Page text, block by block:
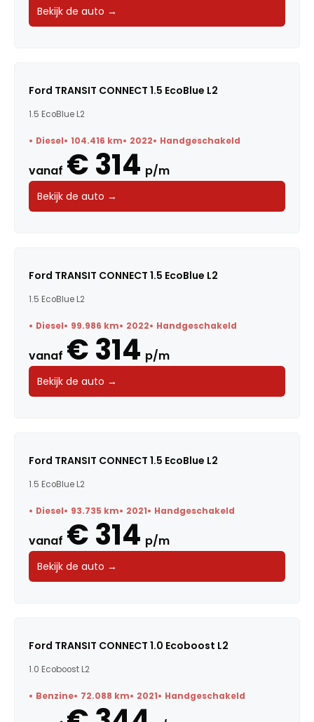
Bekijk de auto →
Ford TRANSIT CONNECT 1.5 EcoBlue L2
1.5 EcoBlue L2
Diesel 104.416 km 2022 Handgeschakeld
vanaf € 314 p/m
Bekijk de auto →
Ford TRANSIT CONNECT 1.5 EcoBlue L2
1.5 EcoBlue L2
Diesel 99.986 km 2022 Handgeschakeld
vanaf € 314 p/m
Bekijk de auto →
Ford TRANSIT CONNECT 1.5 EcoBlue L2
1.5 EcoBlue L2
Diesel 93.735 km 2021 Handgeschakeld
vanaf € 314 p/m
Bekijk de auto →
Ford TRANSIT CONNECT 1.0 Ecoboost L2
1.0 Ecoboost L2
Benzine 72.088 km 2021 Handgeschakeld